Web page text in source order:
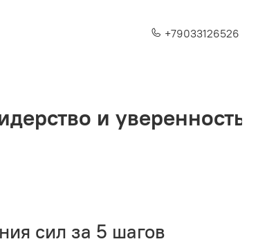
+79033126526
и уверенность
сил за 5 шагов